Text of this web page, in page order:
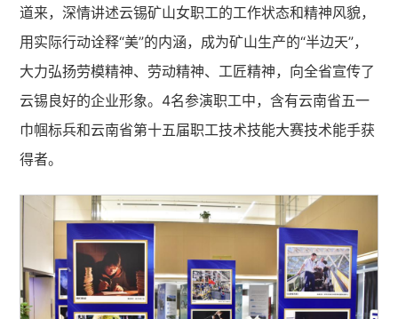
道来，深情讲述云锡矿山女职工的工作状态和精神风貌，
用实际行动诠释“美”的内涵，成为矿山生产的“半边天”，
大力弘扬劳模精神、劳动精神、工匠精神，向全省宣传了
云锡良好的企业形象。4名参演职工中，含有云南省五一
巾帼标兵和云南省第十五届职工技术技能大赛技术能手获
得者。